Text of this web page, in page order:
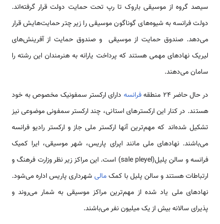
سیصد گروه از موسیقی باروک تا رپ تحت حمایت دولت قرار گرفته‌اند.
دولت فرانسه به شیوه‌های گوناگون موسیقی را زیر چتر حمایت‌هایش قرار
می‌دهد. صندوق حمایت از موسیقی و صندوق حمایت از آفرینش‌های
لیریک نهادهای مهمی هستند که پرداخت یارانه به هنرمندان این رشته را
سامان می‌دهند.
در حال حاضر 24 منطقه فرانسه دارای ارکستر سمفونیک مخصوص به خود
هستند. در کنار این ارکسترهای استانی، چند ارکستر سمفونی موضوعی نیز
تشکیل شده‌اند که مهم‌ترین آنها ارکستر ملی جاز و ارکستر رادیو فرانسه
می‌باشند. نهادهای ملی مانند اپرای پاریس، شهر موسیقی، ایرا کمیک
فرانسه و سالن پلیل(sale pleyel) است. این مراکز زیر نظر وزارت فرهنگ و
ارتباطات هستند و سالن پلیل با کمکمالی شهرداری پاریس اداره می‌شود.
نهادهای ملی یاد شده از مهم‌ترین مراکز موسیقی به شمار می‌روند و
پذیرای سالانه بیش از یک میلیون نفر می‌باشند.